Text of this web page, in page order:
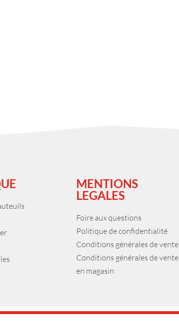
MENTIONS
LEGALES
Foire aux questions
Politique de confidentialité
Conditions générales de vente
Conditions générales de vente
en magasin